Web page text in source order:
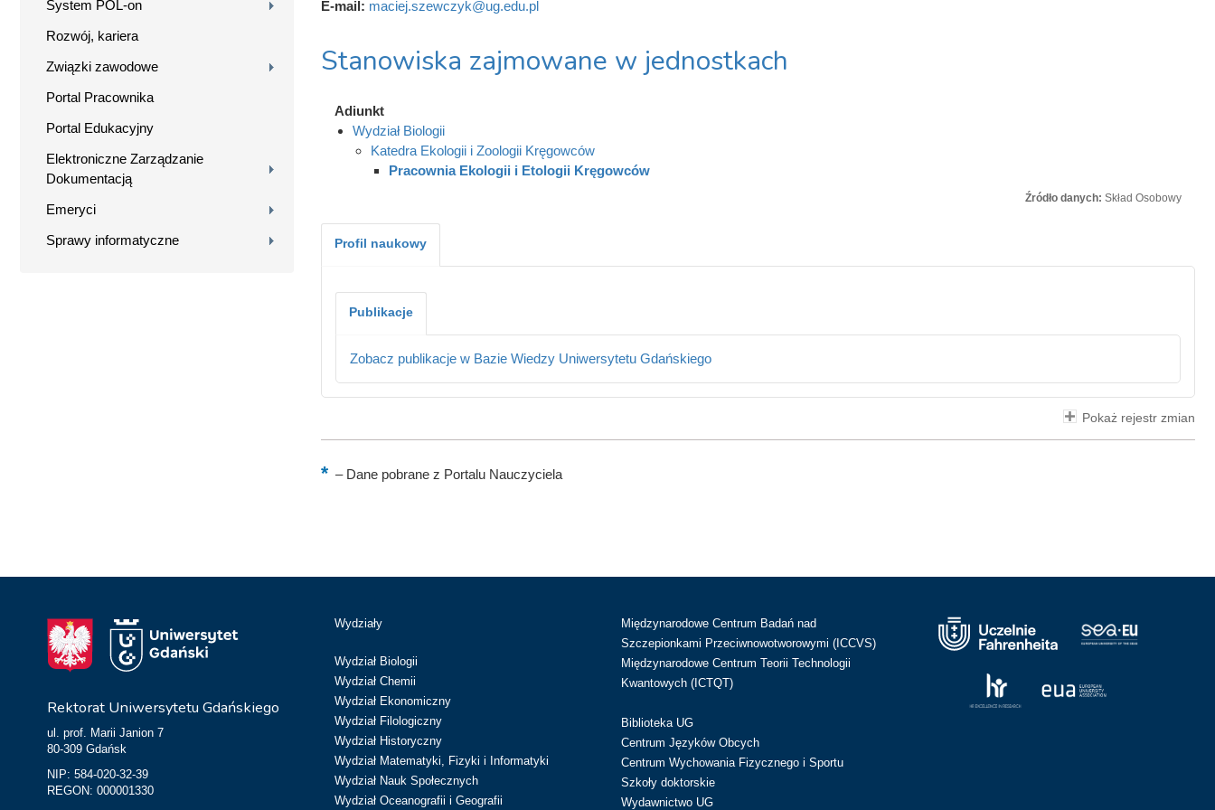
System POL-on
Rozwój, kariera
Związki zawodowe
Portal Pracownika
Portal Edukacyjny
Elektroniczne Zarządzanie
Dokumentacją
Emeryci
Sprawy informatyczne
E-mail: maciej.szewczyk@ug.edu.pl
Stanowiska zajmowane w jednostkach
Adiunkt
Wydział Biologii
Katedra Ekologii i Zoologii Kręgowców
Pracownia Ekologii i Etologii Kręgowców
Źródło danych: Skład Osobowy
Profil naukowy
Publikacje
Zobacz publikacje w Bazie Wiedzy Uniwersytetu Gdańskiego
Pokaż rejestr zmian
–Dane pobrane z Portalu Nauczyciela
Rektorat Uniwersytetu Gdańskiego
ul. prof. Marii Janion 7
80-309 Gdańsk
NIP: 584-020-32-39
REGON: 000001330
Wydziały
Wydział Biologii
Wydział Chemii
Wydział Ekonomiczny
Wydział Filologiczny
Wydział Historyczny
Wydział Matematyki, Fizyki i Informatyki
Wydział Nauk Społecznych
Wydział Oceanografii i Geografii
Międzynarodowe Centrum Badań nad
Szczepionkami Przeciwnowotworowymi (ICCVS)
Międzynarodowe Centrum Teorii Technologii
Kwantowych (ICTQT)
Biblioteka UG
Centrum Języków Obcych
Centrum Wychowania Fizycznego i Sportu
Szkoły doktorskie
Wydawnictwo UG